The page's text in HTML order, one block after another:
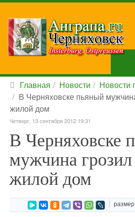
Главная Новости
Новости
В Черняховске пьяный
жилой дом
Четверг, 13 сентября 2012 19:31
В Черняховске
мужчина грозил
жилой дом